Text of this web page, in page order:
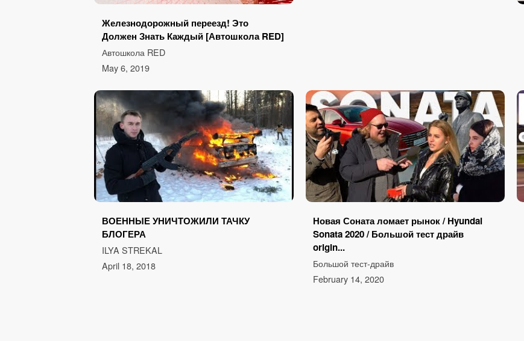
Железнодорожный переезд! Это
Должен Знать Каждый [Автошкола RED]
Автошкола RED
May 6, 2019
ВОЕННЫЕ УНИЧТОЖИЛИ ТАЧКУ
БЛОГЕРА
ILYA STREKAL
April 18, 2018
Новая Соната ломает рынок / Hyundai
Sonata 2020 / Большой тест драйв
origin...
Большой тест-драйв
February 14, 2020